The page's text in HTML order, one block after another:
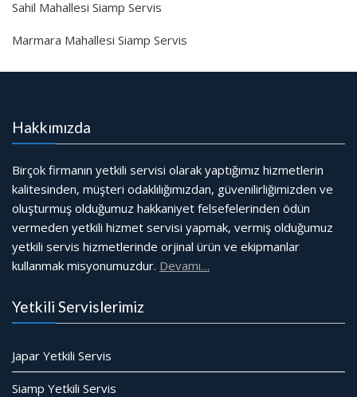
Sahil Mahallesi Siamp Servis
Marmara Mahallesi Siamp Servis
Hakkımızda
Birçok firmanın yetkili servisi olarak yaptığımız hizmetlerin
kalitesinden, müşteri odaklılığımızdan, güvenilirliğimizden ve
oluşturmuş olduğumuz hakkaniyet felsefelerinden ödün
vermeden yetkili hizmet servisi yapmak, vermiş olduğumuz
yetkili servis hizmetlerinde orjinal ürün ve ekipmanlar
kullanmak misyonumuzdur. Devamı…
Yetkili Servislerimiz
Japar Yetkili Servis
Siamp Yetkili Servis